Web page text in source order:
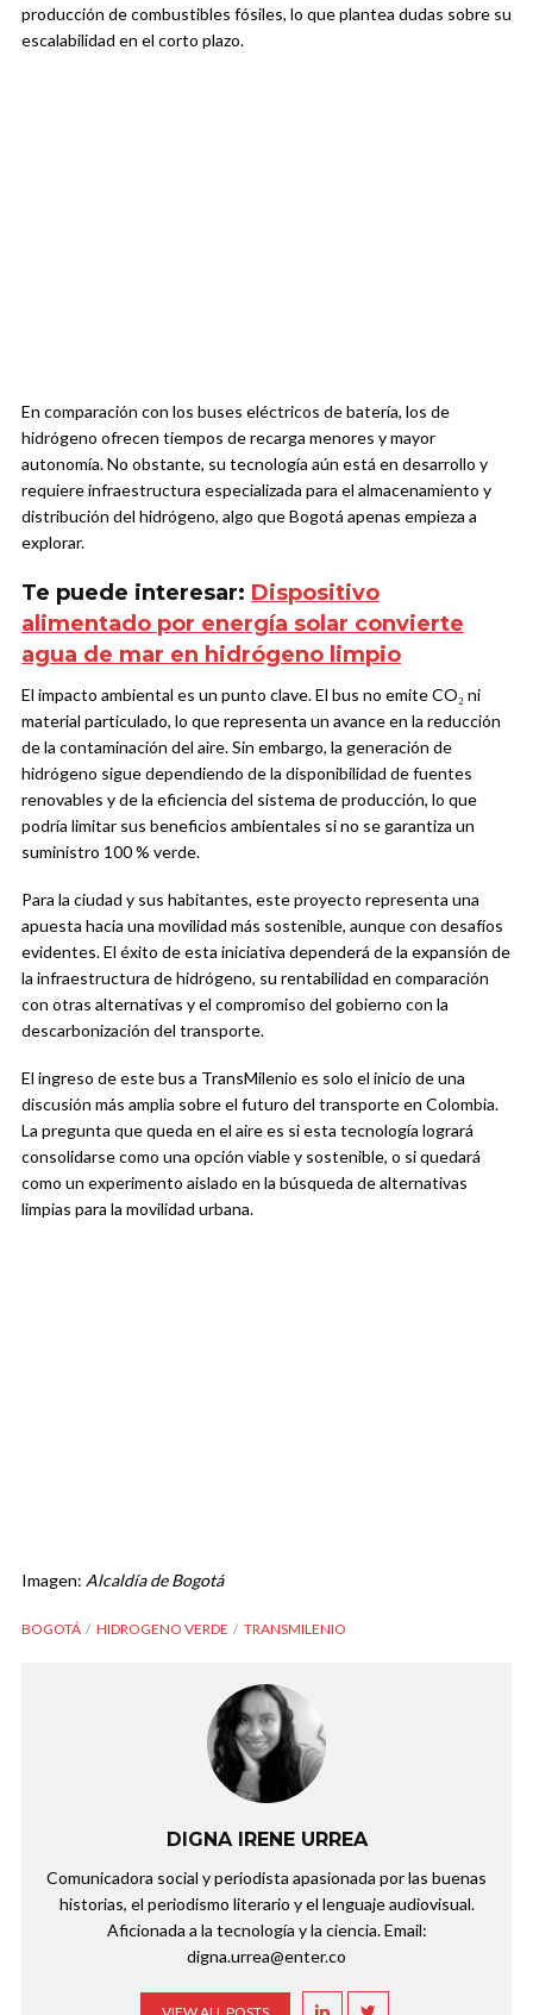
producción de combustibles fósiles, lo que plantea dudas sobre su
escalabilidad en el corto plazo.
En comparación con los buses eléctricos de batería, los de
hidrógeno ofrecen tiempos de recarga menores y mayor
autonomía. No obstante, su tecnología aún está en desarrollo y
requiere infraestructura especializada para el almacenamiento y
distribución del hidrógeno, algo que Bogotá apenas empieza a
explorar.
Te puede interesar: Dispositivo
alimentado por energía solar convierte
agua de mar en hidrógeno limpio
El impacto ambiental es un punto clave. El bus no emite CO₂ ni
material particulado, lo que representa un avance en la reducción
de la contaminación del aire. Sin embargo, la generación de
hidrógeno sigue dependiendo de la disponibilidad de fuentes
renovables y de la eficiencia del sistema de producción, lo que
podría limitar sus beneficios ambientales si no se garantiza un
suministro 100 % verde.
Para la ciudad y sus habitantes, este proyecto representa una
apuesta hacia una movilidad más sostenible, aunque con desafíos
evidentes. El éxito de esta iniciativa dependerá de la expansión de
la infraestructura de hidrógeno, su rentabilidad en comparación
con otras alternativas y el compromiso del gobierno con la
descarbonización del transporte.
El ingreso de este bus a TransMilenio es solo el inicio de una
discusión más amplia sobre el futuro del transporte en Colombia.
La pregunta que queda en el aire es si esta tecnología logrará
consolidarse como una opción viable y sostenible, o si quedará
como un experimento aislado en la búsqueda de alternativas
limpias para la movilidad urbana.
Imagen: Alcaldía de Bogotá
BOGOTÁ HIDROGENO VERDE TRANSMILENIO
DIGNA IRENE URREA
Comunicadora social y periodista apasionada por las buenas
historias, el periodismo literario y el lenguaje audiovisual.
Aficionada a la tecnología y la ciencia. Email:
digna.urrea@enter.co